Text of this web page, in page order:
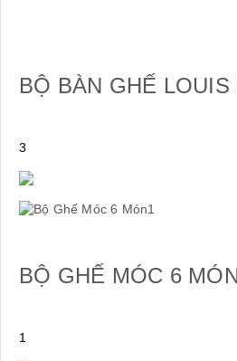
BỘ BÀN GHẾ LOUIS
3
BỘ GHẾ MÓC 6
1